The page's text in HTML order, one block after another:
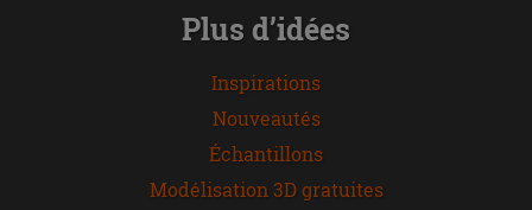
Plus d’idées
Inspirations
Nouveautés
Échantillons
Modélisation 3D gratuites